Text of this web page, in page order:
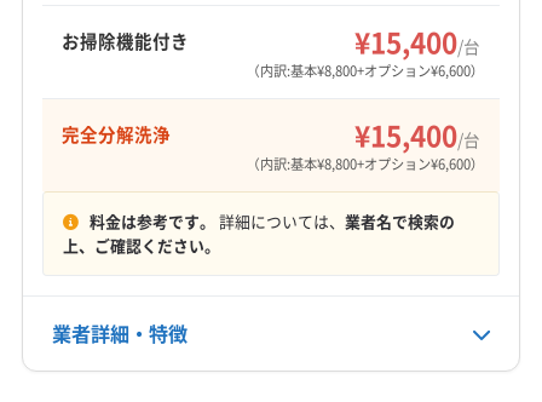
加賀郡吉備中央町
久米郡美咲町
勝田郡奈義町
小田郡矢掛町
和気郡和気町
(三重県) 多気郡多気町
(三重県) 多気郡明和町
電話番号
公式HP
お掃除機能付き ¥15,400/台
（内訳:基本¥8,800+オプション¥6,600）
完全分解洗浄 ¥15,400/台
（内訳:基本¥8,800+オプション¥6,600）
料金は参考です。 詳細については、 業者名で検索の
上、ご確認ください。
業者詳細・特徴